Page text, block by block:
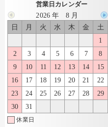
営業日カレンダー
2026 年 8 月
日
月 火 水 木 金
土
1
2
3 4 5 6 7
8
9
10 11 12 13 14
15
16
17 18 19 20 21
22
23
24 25 26 27 28
29
30
31
休業日